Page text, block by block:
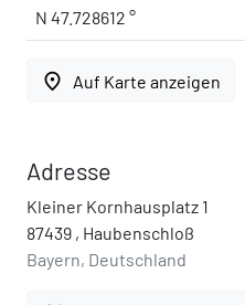
N 47.728612 °
place Auf Karte anzeigen
Adresse
Kleiner Kornhausplatz 1
87439 , Haubenschloß
Bayern, Deutschland